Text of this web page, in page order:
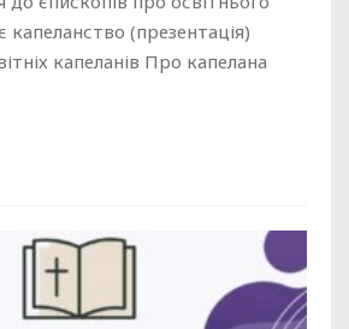
капеланство (презентація)
капеланів Про капелана